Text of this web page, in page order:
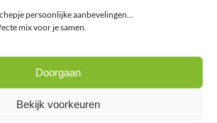
persoonlijke aanbevelingen…
mix voor je samen.
Doorgaan
Bekijk voorkeuren